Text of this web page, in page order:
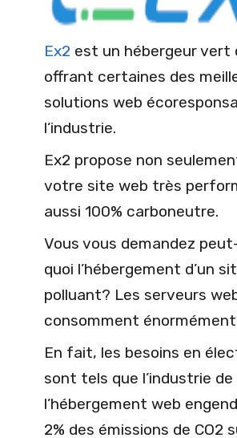
Ex2 est un hébergeur vert
offrant certaines des
solutions web
l’industrie.
Ex2 propose non
votre site web très
aussi 100% carboneutre.
Vous vous demandez
quoi l’hébergement d’un
polluant? Les serveurs
consomment énormément
En fait, les besoins en
sont tels que l’industrie de
l’hébergement web
2% des émissions de CO2